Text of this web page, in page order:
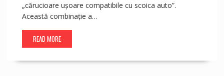
„cărucioare ușoare compatibile cu scoica auto”.
Această combinație a…
READ MORE